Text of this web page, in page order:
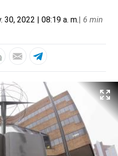
30, 2022 | 08:19 a. m.| 6 min